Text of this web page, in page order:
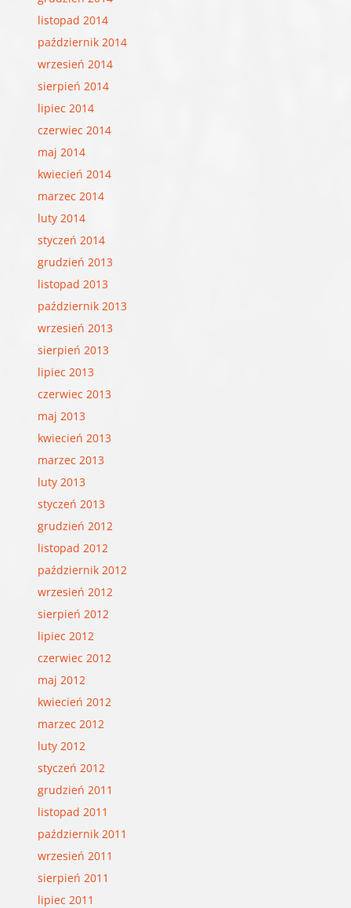
listopad 2014
październik 2014
wrzesień 2014
sierpień 2014
lipiec 2014
czerwiec 2014
maj 2014
kwiecień 2014
marzec 2014
luty 2014
styczeń 2014
grudzień 2013
listopad 2013
październik 2013
wrzesień 2013
sierpień 2013
lipiec 2013
czerwiec 2013
maj 2013
kwiecień 2013
marzec 2013
luty 2013
styczeń 2013
grudzień 2012
listopad 2012
październik 2012
wrzesień 2012
sierpień 2012
lipiec 2012
czerwiec 2012
maj 2012
kwiecień 2012
marzec 2012
luty 2012
styczeń 2012
grudzień 2011
listopad 2011
październik 2011
wrzesień 2011
sierpień 2011
lipiec 2011